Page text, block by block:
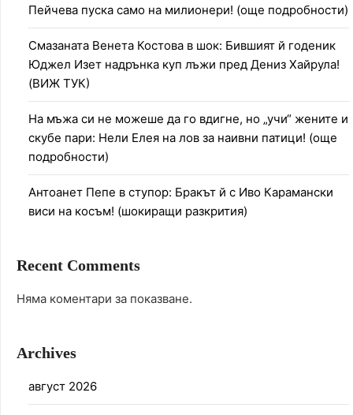
Пейчева пуска само на милионери! (още подробности)
Смазаната Венета Костова в шок: Бившият й годеник
Юджел Изет надрънка куп лъжи пред Дениз Хайрула!
(ВИЖ ТУК)
На мъжа си не можеше да го вдигне, но „учи“ жените и
скубе пари: Нели Елея на лов за наивни патици! (още
подробности)
Антоанет Пепе в ступор: Бракът й с Иво Карамански
виси на косъм! (шокиращи разкрития)
Recent Comments
Няма коментари за показване.
Archives
август 2026